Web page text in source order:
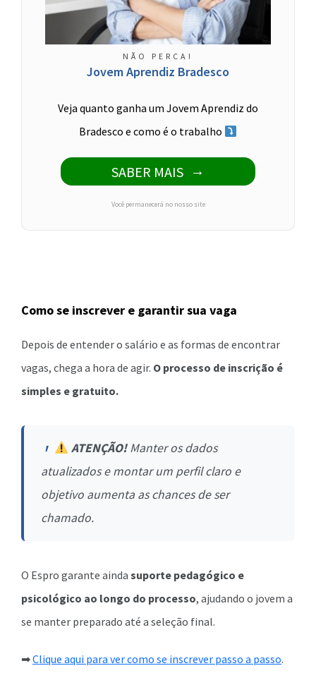
NÃO PERCA!
Jovem Aprendiz Bradesco
Veja quanto ganha um Jovem Aprendiz do
Bradesco e como é o trabalho
SABER MAIS
Você permanecerá no nosso site
Como se inscrever e garantir sua vaga
Depois de entender o salário e as formas de encontrar
vagas, chega a hora de agir. O processo de inscrição é
simples e gratuito.
ATENÇÃO!Manter os dados
atualizados e montar um perfil claro e
objetivo aumenta as chances de ser
chamado.
O Espro garante ainda suporte pedagógico e
psicológico ao longo do processo, ajudando o jovem a
se manter preparado até a seleção final.
➡Clique aqui para ver como se inscrever passo a passo.